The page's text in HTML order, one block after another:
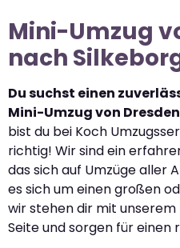
Mini-Umzug
nach
Du suchst einen
Mini-Umzug von
bist du bei Koch
richtig! Wir sind ein
das sich auf Umzüge aller
es sich um einen großen
wir stehen dir mit
Seite und sorgen für einen